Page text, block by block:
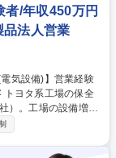
時間をかけて伝授。
未経験から安心して
者/年収450万円
品法人営業
）。工場の設備増設
調・制御機器等）を
の書類作成や受注